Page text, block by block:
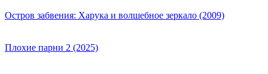
Остров забвения: Харука и волшебное зеркало (2009)
Плохие парни 2 (2025)